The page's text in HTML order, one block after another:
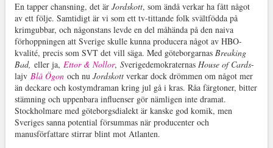
En tapper chansning, det är Jordskott, som ändå verkar ha fått något
av ett följe. Samtidigt är vi som ett tv-tittande folk svältfödda på
krimgubbar, och någonstans levde en del måhända på den naiva
förhoppningen att Sverige skulle kunna producera något av HBO-
kvalité, precis som SVT det vill säga. Med göteborgarnas Breaking
Bad, eller ja, Ettor & Nollor, Sverigedemokraternas House of Cards-
lajv Blå Ögon och nu Jordskottverkar dock drömmen om något mer
än deckare och kostymdraman kring jul gå i kras. Råa färgtoner, bitter
stämning och uppenbara influenser gör nämligen inte dramat.
Stockholmare med göteborgsdialekt är kanske god komik, men
Sveriges sanna potential försummas när producenter och
manusförfattare stirrar blint mot Atlanten.